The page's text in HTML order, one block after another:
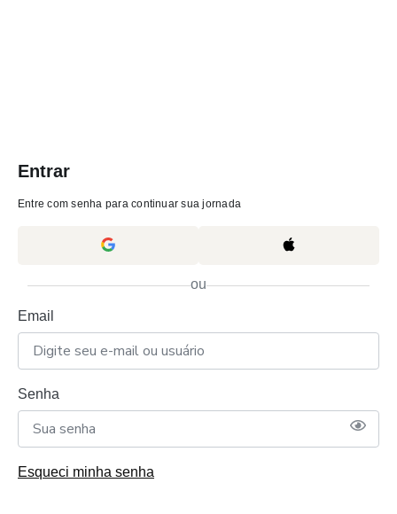
Entrar
Entre com senha para continuar sua jornada
ou
Email
Senha
Esqueci minha senha